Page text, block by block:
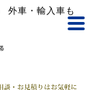
外車・輸入車も